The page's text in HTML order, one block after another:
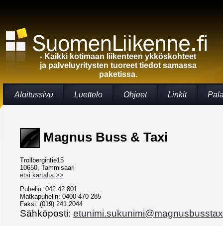
- Kaikki kotimaan liikenteen ykköskohteet
ja palveluyritysten tuoreet tiedot samassa
paketissa.
Aloitussivu Luettelo Ohjeet Linkit
Magnus Buss & Taxi
Trollbergintie15
10650, Tammisaari
etsi kartalta >>
Puhelin: 042 42 801
Matkapuhelin: 0400-470 285
Faksi: (019) 241 2044
Sähköposti: